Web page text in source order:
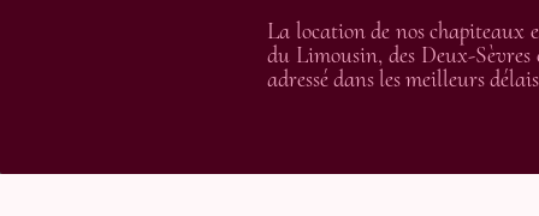
La location de nos chapiteaux
du Limousin, des Deux-
adressé dans les meilleurs